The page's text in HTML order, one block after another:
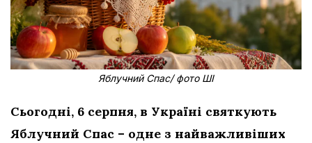
Яблучний Спас/ фото ШІ
Сьогодні, 6 серпня, в Україні святкують
Яблучний Спас – одне з найважливіших